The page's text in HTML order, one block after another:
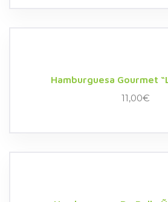
Hamburguesa Gourmet
11,00€